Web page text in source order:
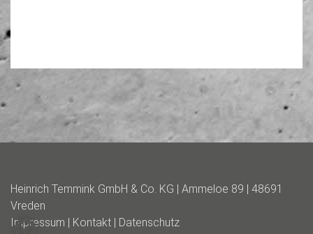
Heinrich Temmink GmbH & Co. KG | Ammeloe 89 | 48691
Vreden
Impressum | Kontakt | Datenschutz